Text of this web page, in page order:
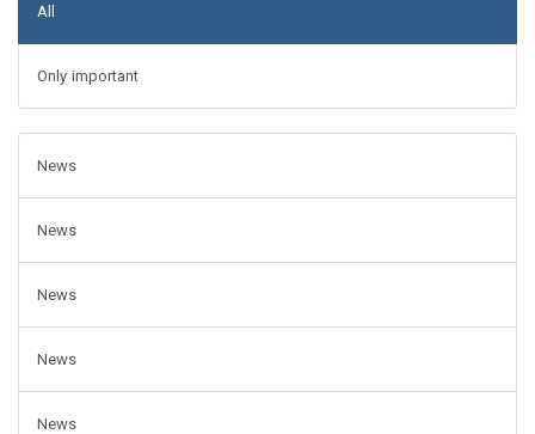
All
Only important
News
News
News
News
News